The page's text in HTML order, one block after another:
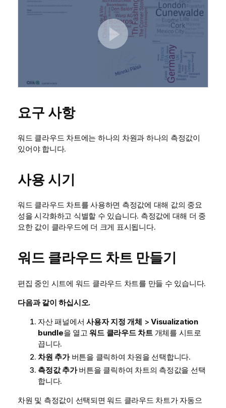
요구 사항
워드 클라우드 차트에는 하나의 차원과 하나의 측정값이
있어야 합니다.
사용 시기
워드 클라우드 차트를 사용하면 측정값에 대해 값의 중요
성을 시각화하고 식별할 수 있습니다. 측정값에 대해 더 중
요한 값이 클라우드에 더 크게 표시됩니다.
워드 클라우드 차트 만들기
편집 중인 시트에 워드 클라우드 차트를 만들 수 있습니다.
다음과 같이 하십시오.
자산 패널에서 사용자 지정 개체 > Visualization
bundle을 열고워드 클라우드 차트개체를 시트로
끕니다.
차원 추가버튼을 클릭하여 차원을 선택합니다.
측정값 추가버튼을 클릭하여 차트의 측정값을 선택
합니다.
차원 및 측정값이 선택되면 워드 클라우드 차트가 자동으